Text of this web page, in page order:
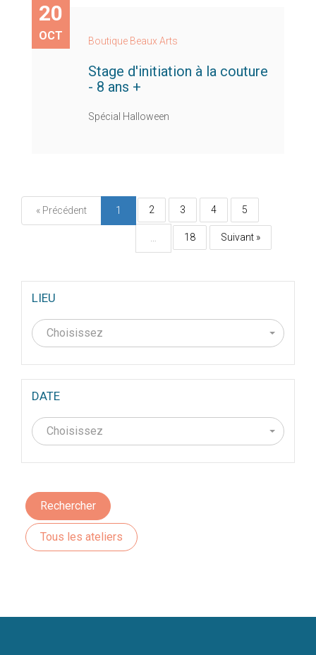
20
OCT Boutique Beaux Arts
Stage d'initiation à la couture
- 8 ans +
Spécial Halloween
« Précédent 1 2 3 4 5
18 Suivant »
LIEU
Choisissez
DATE
Choisissez
Rechercher
Tous les ateliers